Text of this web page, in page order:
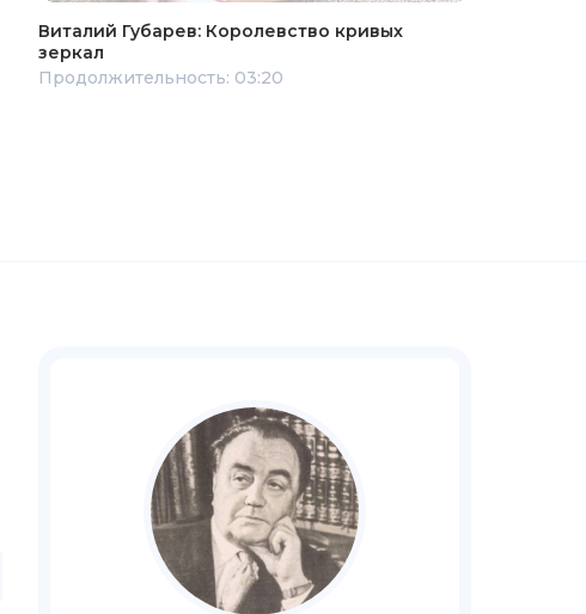
Виталий Губарев: Королевство кривых
зеркал
Продолжительность: 03:20